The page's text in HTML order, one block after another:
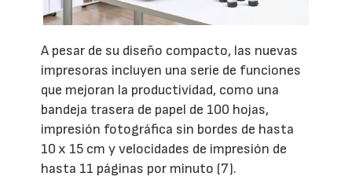
A pesar de su diseño compacto, las nuevas
impresoras incluyen una serie de funciones
que mejoran la productividad, como una
bandeja trasera de papel de 100 hojas,
impresión fotográfica sin bordes de hasta
10 x 15 cm y velocidades de impresión de
hasta 11 páginas por minuto (7).